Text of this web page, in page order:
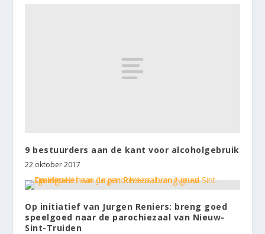
9 bestuurders aan de kant voor alcoholgebruik
22 oktober 2017
Op initiatief van Jurgen Reniers: breng goed
speelgoed naar de parochiezaal van Nieuw-
Sint-Truiden